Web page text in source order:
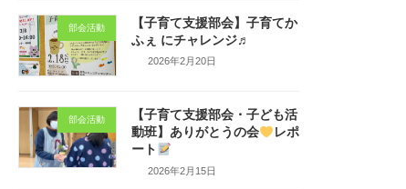
部会活動
【子育て支援部会】子育てか
ふぇ にチャレンジ♬
2026年2月20日
部会活動
【子育て支援部会・子ども活
動班】ありがとうの会
レポ
ート
2026年2月15日